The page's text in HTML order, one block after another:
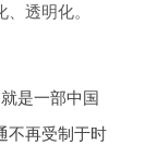
透明化。
是一部中国
不再受制于时